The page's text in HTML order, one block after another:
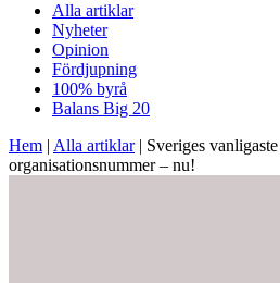
Alla artiklar
Nyheter
Opinion
Fördjupning
100% byrå
Balans Big 20
Hem | Alla artiklar| Sveriges
organisationsnummer – nu!